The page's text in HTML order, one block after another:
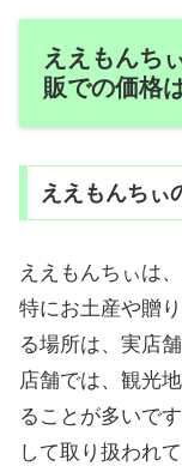
ええもんち
販での価格
ええもんちぃ
ええもんちぃは
特にお土産や贈
る場所は、実店
店舗では、観光
ることが多いで
して取り扱われ